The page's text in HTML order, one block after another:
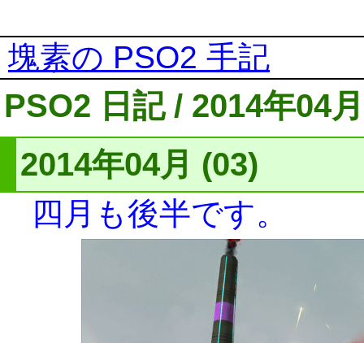
塊素の PSO2 手記
PSO2 日記 / 2014年04
2014年04月 (03)
四月も後半です。